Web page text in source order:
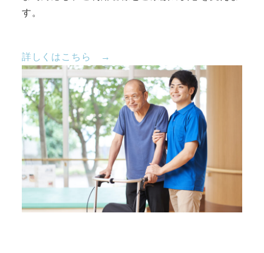
す。
詳しくはこちら →